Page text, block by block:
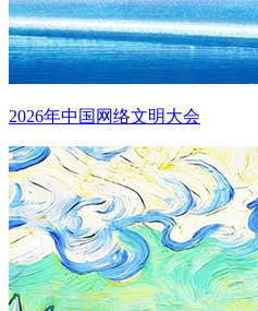
2026年中国网络文明大会